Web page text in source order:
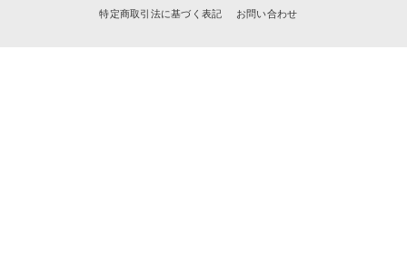
特定商取引法に基づく表記 お問い合わせ